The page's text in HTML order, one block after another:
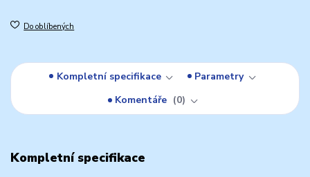
Do oblíbených
Kompletní specifikace
Parametry
Komentáře
0
Kompletní specifikace